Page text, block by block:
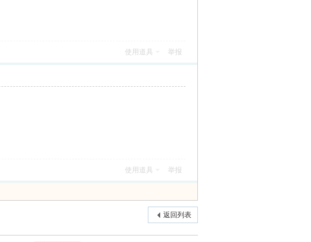
使用道具 举报
使用道具 举报
返回列表